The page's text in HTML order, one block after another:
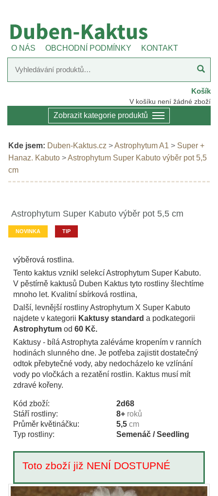
O NÁS OBCHODNÍ PODMÍNKY KONTAKT
Košík
V košíku není žádné zboží
Zobrazit kategorie produktů
Kde jsem: Duben-Kaktus.cz >Astrophytum A1 > Super +
Hanaz. Kabuto >Astrophytum Super Kabuto výběr pot 5,5
cm
Astrophytum Super Kabuto výběr pot 5,5 cm
NOVINKA TIP
výběrová rostlina.
Tento kaktus vznikl selekcí Astrophytum Super Kabuto.
V pěstírně kaktusů Duben Kaktus tyto rostliny šlechtíme
mnoho let. Kvalitní sbírková rostlina,
Další, levnější rostliny Astrophytum X Super Kabuto
najdete v kategorii Kaktusy standard a podkategorii
Astrophytum od 60 Kč.
Kaktusy - bílá Astrophyta zaléváme kropením v ranních
hodinách slunného dne. Je potřeba zajistit dostatečný
odtok přebytečné vody, aby nedocházelo ke vzlínání
vody po vločkách a rezatění rostlin. Kaktus musí mít
zdravé kořeny.
Kód zboží:
2d68
Stáří rostliny:
8+ roků
Průměr květináčku:
5,5 cm
Typ rostliny:
Semenáč / Seedling
Toto zboží již NENÍ DOSTUPNÉ